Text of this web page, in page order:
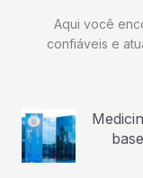
Aqui você
confiáveis e